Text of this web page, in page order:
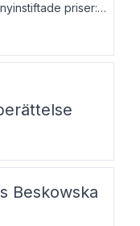
priser:
pris till
av svensk
till Magnus
Beskowska